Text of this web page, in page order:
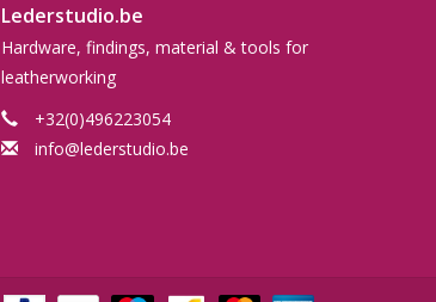
Lederstudio.be
Hardware, findings, material & tools for
leatherworking
+32(0)496223054
info@lederstudio.be